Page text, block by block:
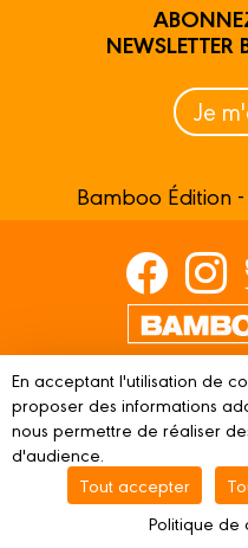
Je
Bamboo Édition
© 2023 BAMBOO ÉDITION
d’utilisation
Vie
En acceptant l'utilisation de
proposer des informations
nous permettre de réaliser
d'audience.
Tout accepter
Politique de